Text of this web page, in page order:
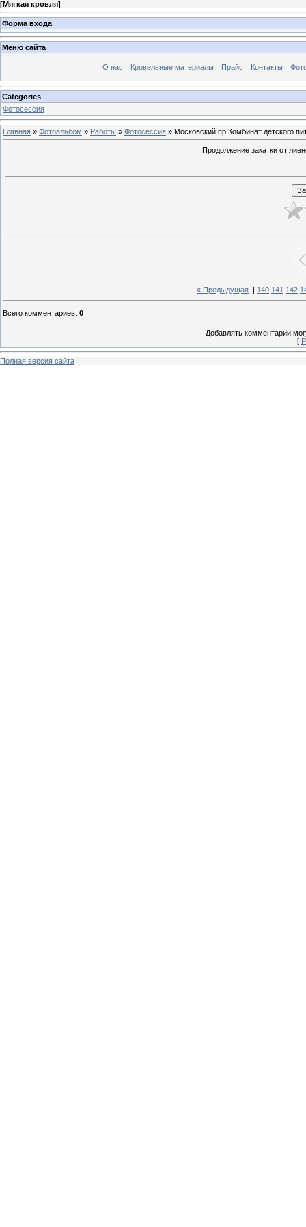
[Мягкая кровля]
Форма входа
Меню сайта
О нас Кровельные материалы Прайс Контакты
Categories
Фотосессия
Главная » Фотоальбом » Работы » Фотосессия » Московский пр.Комбинат детского
Продолжение закатки от
« Предыдущая 140 141 142
Всего комментариев: 0
Добавлять комментарии
[
Полная версия сайта